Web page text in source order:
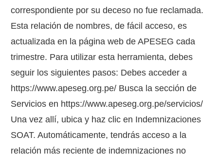
correspondiente por su deceso no fue reclamada.
Esta relación de nombres, de fácil acceso, es
actualizada en la página web de APESEG cada
trimestre. Para utilizar esta herramienta, debes
seguir los siguientes pasos: Debes acceder a
https://www.apeseg.org.pe/ Busca la sección de
Servicios en https://www.apeseg.org.pe/servicios/
Una vez allí, ubica y haz clic en Indemnizaciones
SOAT. Automáticamente, tendrás acceso a la
relación más reciente de indemnizaciones no